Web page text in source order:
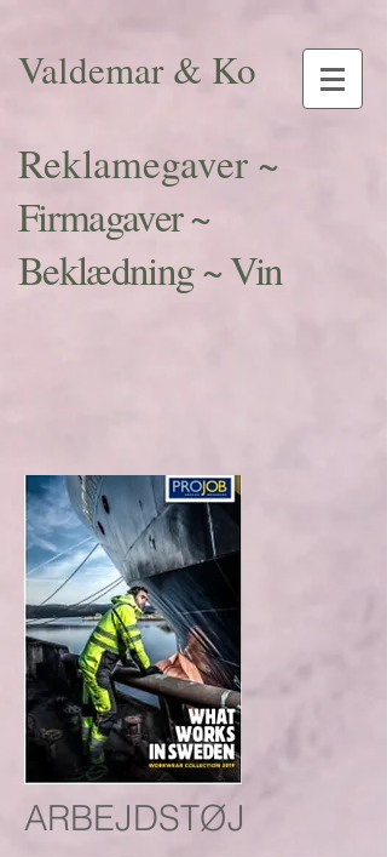
Valdemar & Ko
Reklamegaver ~
Firmagaver ~
Beklædning ~ Vin
ARBEJDSTØJ